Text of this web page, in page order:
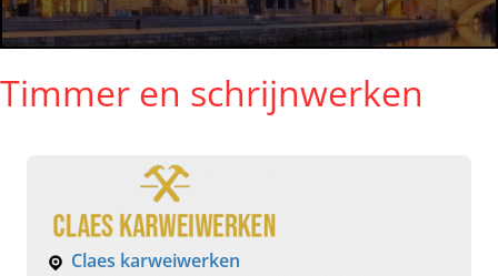
Timmer en schrijnwerken
Claes karweiwerken